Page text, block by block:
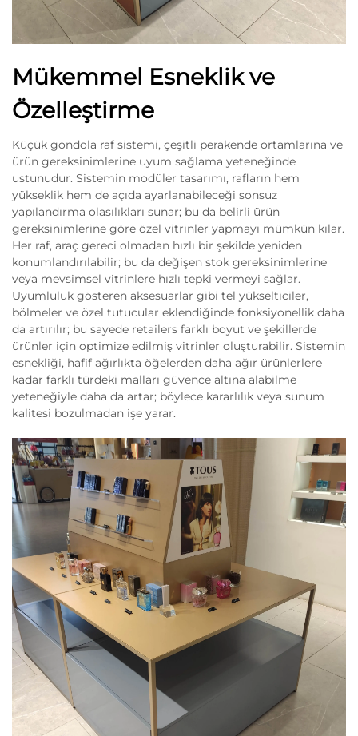
Mükemmel Esneklik ve
Özelleştirme
Küçük gondola raf sistemi, çeşitli perakende ortamlarına ve
ürün gereksinimlerine uyum sağlama yeteneğinde
ustunudur. Sistemin modüler tasarımı, rafların hem
yükseklik hem de açıda ayarlanabileceği sonsuz
yapılandırma olasılıkları sunar; bu da belirli ürün
gereksinimlerine göre özel vitrinler yapmayı mümkün kılar.
Her raf, araç gereci olmadan hızlı bir şekilde yeniden
konumlandırılabilir; bu da değişen stok gereksinimlerine
veya mevsimsel vitrinlere hızlı tepki vermeyi sağlar.
Uyumluluk gösteren aksesuarlar gibi tel yükselticiler,
bölmeler ve özel tutucular eklendiğinde fonksiyonellik daha
da artırılır; bu sayede retailers farklı boyut ve şekillerde
ürünler için optimize edilmiş vitrinler oluşturabilir. Sistemin
esnekliği, hafif ağırlıkta öğelerden daha ağır ürünlerlere
kadar farklı türdeki malları güvence altına alabilme
yeteneğiyle daha da artar; böylece kararlılık veya sunum
kalitesi bozulmadan işe yarar.